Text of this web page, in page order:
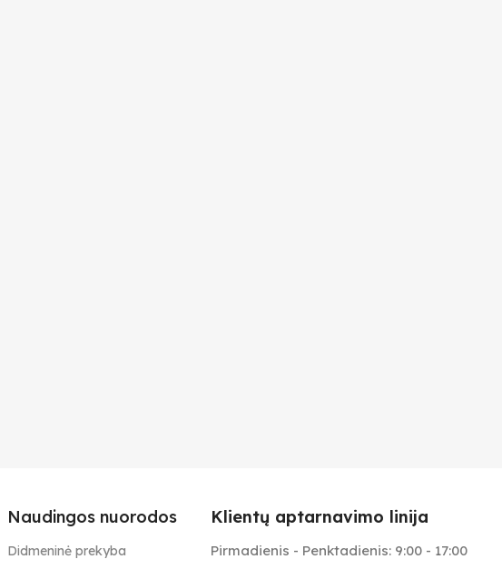
Naudingos nuorodos
Didmeninė prekyba
Klientų aptarnavimo linija
Pirmadienis - Penktadienis: 9:00 - 17:00